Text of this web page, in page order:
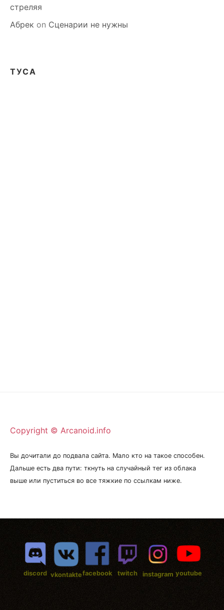
стреляя
Абрек on Сценарии не нужны
ТУСА
Copyright © Arcanoid.info
Вы дочитали до подвала сайта. Мало кто на такое способен.
Дальше есть два пути: ткнуть на случайный тег из облака
выше или пуститься во все тяжкие по ссылкам ниже.
discord vkontaktefacebook twitch instagram youtube